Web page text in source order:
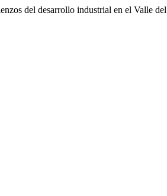
del desarrollo industrial en el Valle